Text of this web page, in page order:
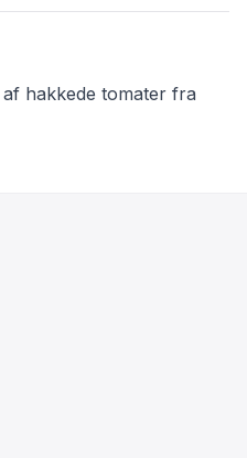
hakkede tomater fra